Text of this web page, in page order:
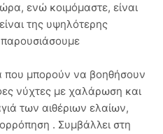
ενώ κοιμόμαστε, είναι
της υψηλότερης
που μπορούν να βοηθήσουν
νύχτες με χαλάρωση και
των αιθέριων ελαίων,
. Συμβάλλει στη